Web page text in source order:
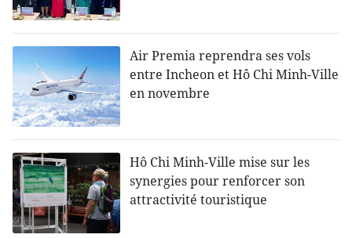
Air Premia reprendra ses vols
entre Incheon et Hô Chi Minh-Ville
en novembre
Hô Chi Minh-Ville mise sur les
synergies pour renforcer son
attractivité touristique